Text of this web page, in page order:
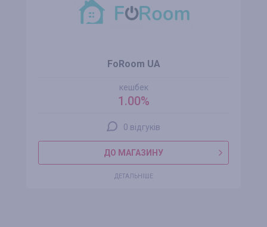
FoRoom UA
кешбек
1.00%
0 відгуків
ДО МАГАЗИНУ
ДЕТАЛЬНІШЕ